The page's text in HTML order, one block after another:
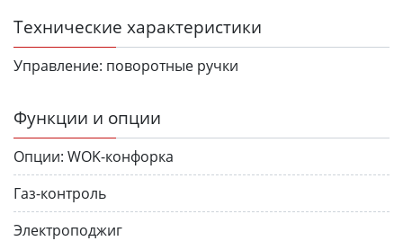
Технические характеристики
Управление: поворотные ручки
Функции и опции
Опции: WOK-конфорка
Газ-контроль
Электроподжиг